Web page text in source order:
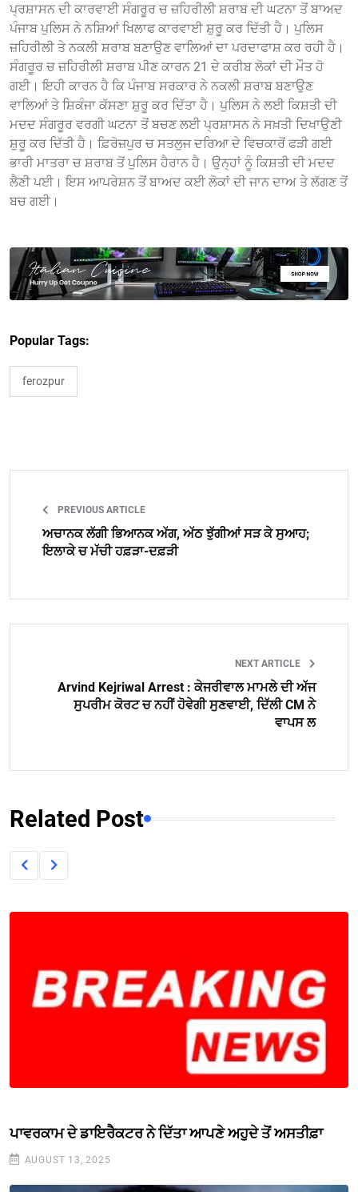
ਪ੍ਰਸ਼ਾਸਨ ਦੀ ਕਾਰਵਾਈ ਸੰਗਰੂਰ ਚ ਜ਼ਹਿਰੀਲੀ ਸ਼ਰਾਬ ਦੀ ਘਟਨਾ ਤੋਂ ਬਾਅਦ
ਪੰਜਾਬ ਪੁਲਿਸ ਨੇ ਨਸ਼ਿਆਂ ਖਿਲਾਫ ਕਾਰਵਾਈ ਸ਼ੁਰੂ ਕਰ ਦਿੱਤੀ ਹੈ। ਪੁਲਿਸ
ਜ਼ਹਿਰੀਲੀ ਤੇ ਨਕਲੀ ਸ਼ਰਾਬ ਬਣਾਉਣ ਵਾਲਿਆਂ ਦਾ ਪਰਦਾਫਾਸ਼ ਕਰ ਰਹੀ ਹੈ।
ਸੰਗਰੂਰ ਚ ਜ਼ਹਿਰੀਲੀ ਸ਼ਰਾਬ ਪੀਣ ਕਾਰਨ 21 ਦੇ ਕਰੀਬ ਲੋਕਾਂ ਦੀ ਮੌਤ ਹੋ
ਗਈ। ਇਹੀ ਕਾਰਨ ਹੈ ਕਿ ਪੰਜਾਬ ਸਰਕਾਰ ਨੇ ਨਕਲੀ ਸ਼ਰਾਬ ਬਣਾਉਣ
ਵਾਲਿਆਂ ਤੇ ਸ਼ਿਕੰਜਾ ਕੱਸਣਾ ਸ਼ੁਰੂ ਕਰ ਦਿੱਤਾ ਹੈ। ਪੁਲਿਸ ਨੇ ਲਈ ਕਿਸ਼ਤੀ ਦੀ
ਮਦਦ ਸੰਗਰੂਰ ਵਰਗੀ ਘਟਨਾ ਤੋਂ ਬਚਣ ਲਈ ਪ੍ਰਸ਼ਾਸਨ ਨੇ ਸਖ਼ਤੀ ਦਿਖਾਉਣੀ
ਸ਼ੁਰੂ ਕਰ ਦਿੱਤੀ ਹੈ। ਫ਼ਿਰੋਜ਼ਪੁਰ ਚ ਸਤਲੁਜ ਦਰਿਆ ਦੇ ਵਿਚਕਾਰੋਂ ਫੜੀ ਗਈ
ਭਾਰੀ ਮਾਤਰਾ ਚ ਸ਼ਰਾਬ ਤੋਂ ਪੁਲਿਸ ਹੈਰਾਨ ਹੈ। ਉਨ੍ਹਾਂ ਨੂੰ ਕਿਸ਼ਤੀ ਦੀ ਮਦਦ
ਲੈਣੀ ਪਈ। ਇਸ ਆਪਰੇਸ਼ਨ ਤੋਂ ਬਾਅਦ ਕਈ ਲੋਕਾਂ ਦੀ ਜਾਨ ਦਾਅ ਤੇ ਲੱਗਣ ਤੋਂ
ਬਚ ਗਈ।
Popular Tags:
ferozpur
PREVIOUS ARTICLE
ਅਚਾਨਕ ਲੱਗੀ ਭਿਆਨਕ ਅੱਗ, ਅੱਠ ਝੁੱਗੀਆਂ ਸੜ ਕੇ ਸੁਆਹ;
ਇਲਾਕੇ ਚ ਮੱਚੀ ਹਫ਼ੜਾ-ਦਫ਼ੜੀ
NEXT ARTICLE
Arvind Kejriwal Arrest : ਕੇਜਰੀਵਾਲ ਮਾਮਲੇ ਦੀ ਅੱਜ
ਸੁਪਰੀਮ ਕੋਰਟ ਚ ਨਹੀਂ ਹੋਵੇਗੀ ਸੁਣਵਾਈ, ਦਿੱਲੀ CM ਨੇ
ਵਾਪਸ ਲ
Related Post
ਪਾਵਰਕਾਮ ਦੇ ਡਾਇਰੈਕਟਰ ਨੇ ਦਿੱਤਾ ਆਪਣੇ ਅਹੁਦੇ ਤੋਂ ਅਸਤੀਫ਼ਾ
AUGUST 13, 2025